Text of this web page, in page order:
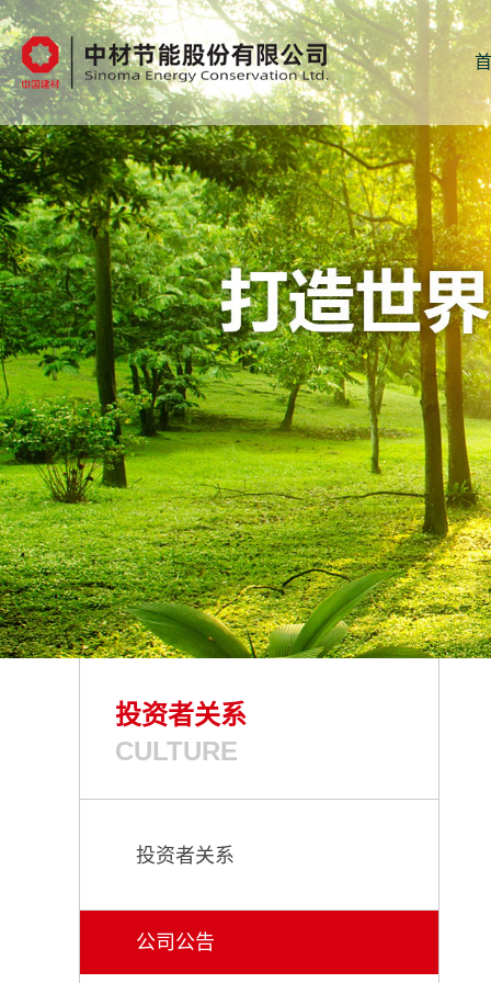
投资者关系
CULTURE
投资者关系
公司公告